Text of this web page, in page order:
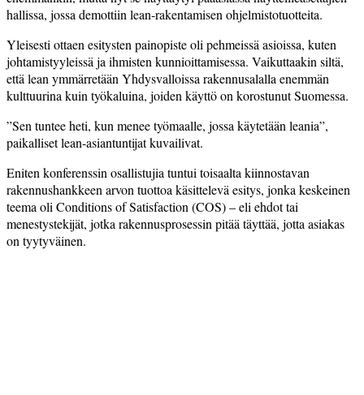
hallissa, jossa demottiin lean-rakentamisen ohjelmistotuotteita.
Yleisesti ottaen esitysten painopiste oli pehmeissä asioissa, kuten
johtamistyyleissä ja ihmisten kunnioittamisessa. Vaikuttaakin siltä,
että lean ymmärretään Yhdysvalloissa rakennusalalla enemmän
kulttuurina kuin työkaluina, joiden käyttö on korostunut Suomessa.
”Sen tuntee heti, kun menee työmaalle, jossa käytetään leania”,
paikalliset lean-asiantuntijat kuvailivat.
Eniten konferenssin osallistujia tuntui toisaalta kiinnostavan
rakennushankkeen arvon tuottoa käsittelevä esitys, jonka keskeinen
teema oli Conditions of Satisfaction (COS) – eli ehdot tai
menestystekijät, jotka rakennusprosessin pitää täyttää, jotta asiakas
on tyytyväinen.